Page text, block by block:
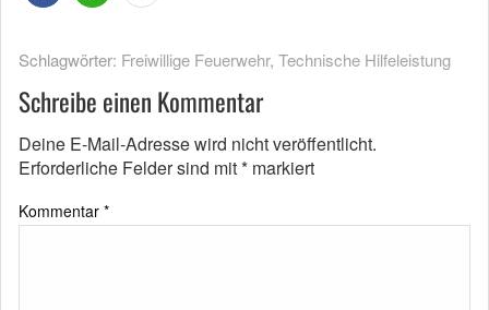
Schlagwörter: Freiwillige Feuerwehr, Technische Hilfeleistung
Schreibe einen Kommentar
Deine E-Mail-Adresse wird nicht veröffentlicht.
Erforderliche Felder sind mit* markiert
Kommentar *